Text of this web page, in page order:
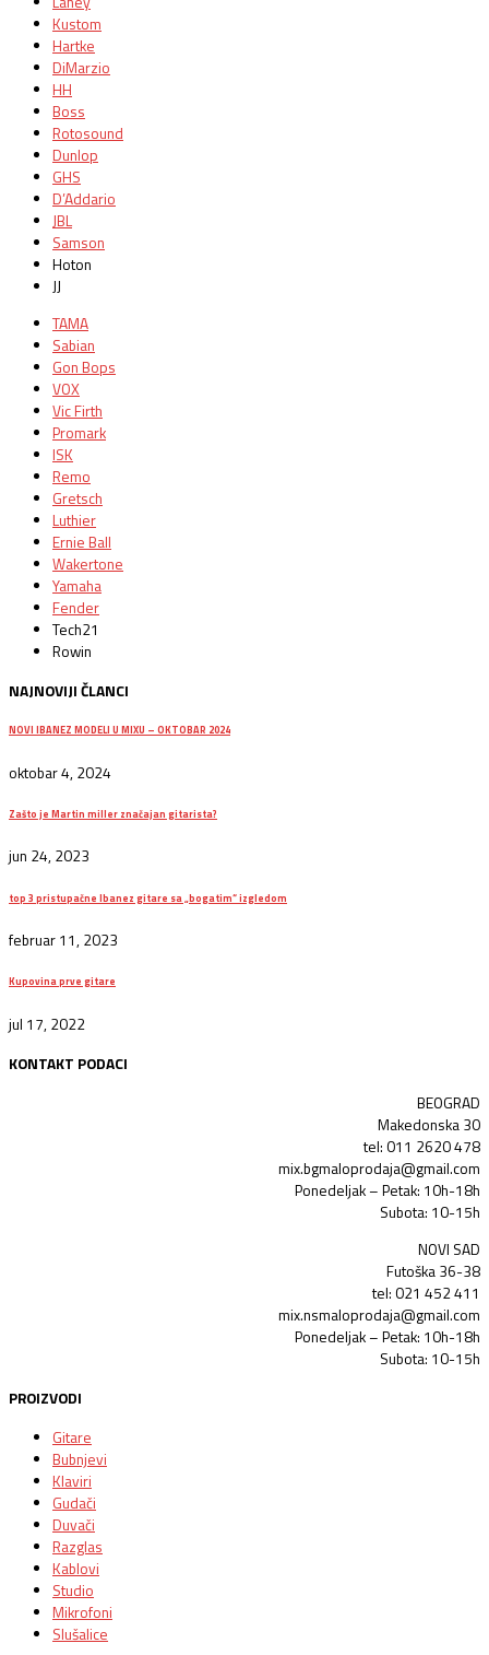
Kustom
Hartke
DiMarzio
HH
Boss
Rotosound
Dunlop
GHS
D’Addario
JBL
Samson
Hoton
JJ
TAMA
Sabian
Gon Bops
VOX
Vic Firth
Promark
ISK
Remo
Gretsch
Luthier
Ernie Ball
Wakertone
Yamaha
Fender
Tech21
Rowin
NAJNOVIJI ČLANCI
NOVI IBANEZ MODELI U MIXU – OKTOBAR 2024
oktobar 4, 2024
Zašto je Martin miller značajan gitarista?
jun 24, 2023
top 3 pristupačne Ibanez gitare sa „bogatim“ izgledom
februar 11, 2023
Kupovina prve gitare
jul 17, 2022
KONTAKT PODACI
BEOGRAD
Makedonska 30
tel: 011 2620 478
mix.bgmaloprodaja@gmail.com
Ponedeljak – Petak: 10h-18h
Subota: 10-15h
NOVI SAD
Futoška 36-38
tel: 021 452 411
mix.nsmaloprodaja@gmail.com
Ponedeljak – Petak: 10h-18h
Subota: 10-15h
PROIZVODI
Gitare
Bubnjevi
Klaviri
Gudači
Duvači
Razglas
Kablovi
Studio
Mikrofoni
Slušalice